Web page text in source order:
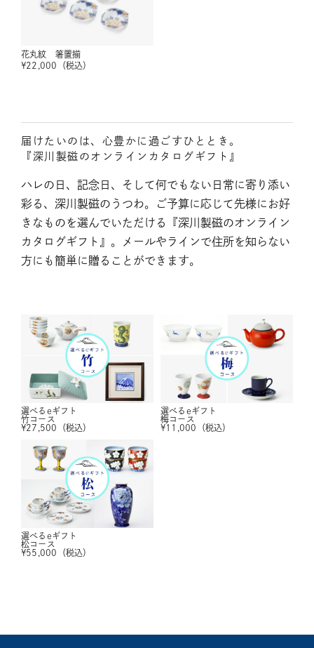
花丸紋 箸置揃
¥22,000 （税込）
届けたいのは、心豊かに過ごすひととき。
『深川製磁のオンラインカタログギフト』
ハレの日、記念日、そして何でもない日常に寄り添い
彩る、深川製磁のうつわ。ご予算に応じて先様にお好
きなものを選んでいただける『深川製磁のオンライン
カタログギフト』。メールやラインで住所を知らない
方にも簡単に贈ることができます。
選べるeギフト
竹コース
¥27,500 （税込）
選べるeギフト
梅コース
¥11,000 （税込）
選べるeギフト
松コース
¥55,000 （税込）